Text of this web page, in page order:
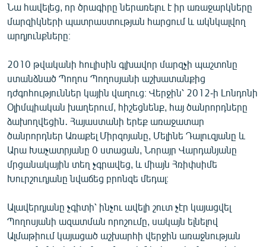
Նա հավելեց, որ ծրագիրը ներառելու է իր առաջարկները
մարզիկների պատրաստության հարցում և ակնկալվող
արդյունքները։
2010 թվականի հուլիսին գլխավոր մարզչի պաշտոնը
ստանձնած Պողոս Պողոսյանի աշխատանքից
դժգոհություններ կային վաղուց։ Վերջին՝ 2012-ի Լոնդոնի
Օլիմպիական խաղերում, հիշեցնենք, հայ ծանրորդները
ձախողվեցին․ Հայաստանի երեք առաջատար
ծանրորդներ Առաքել Միրզոյանը, Մելինե Դալուզյանը և
Արա Խաչատրյանը 0 ստացան, Նորայր Վարդանյանը
մրցանակային տեղ չգրավեց, և միայն Հռիփսիմե
Խուրշուդյանը նվաճեց բրոնզե մեդալ։
Ալավերդյանը չգիտի՝ ինչու ավելի շուտ չէր կայացվել
Պողոսյանի ազատման որոշումը, սակայն ելնելով
Ալմաթիում կայացած աշխարհի վերջին առաջնության